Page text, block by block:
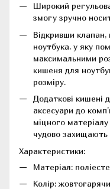
Широкий
змогу зручно
Відкривши
ноутбука, у яку
максимальними
кишеня для
розміру.
Додаткові кишені
аксесуари до
міцного
чудово захищають
Характеристики:
Матеріал:
Колір: